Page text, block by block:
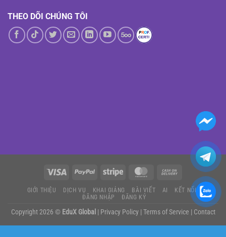
THEO DÕI CHÚNG TÔI
GIỚI THIỆU DỊCH VỤ KHAI GIẢNG BÀI VIẾT AI
KẾT NỐI
ĐĂNG NHẬP
ĐĂNG KÝ
Copyright 2026 © EduX Global | Privacy Policy| Terms of Service | Contact